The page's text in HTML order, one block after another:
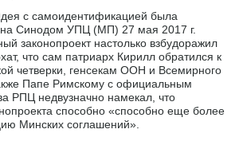
с самоидентификацией была
Синодом УПЦ (МП) 27 мая 2017 г.
законопроект настолько взбудоражил
что сам патриарх Кирилл обратился к
четверки, генсекам ООН и Всемирного
Папе Римскому с официальным
РПЦ недвузначно намекал, что
способно «способно еще более
Минских соглашений».